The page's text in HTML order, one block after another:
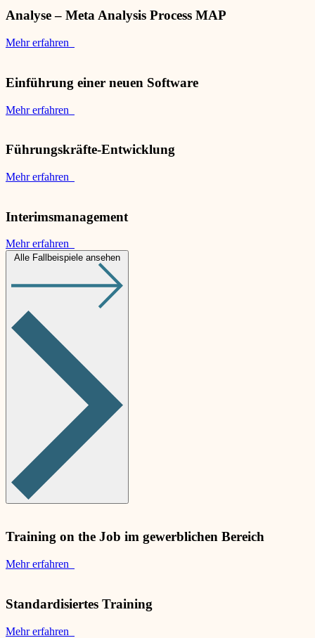
Analyse – Meta Analysis Process MAP
Mehr erfahren
Einführung einer neuen Software
Mehr erfahren
Führungskräfte-Entwicklung
Mehr erfahren
Interimsmanagement
Mehr erfahren
Alle Fallbeispiele ansehen
Training on the Job im gewerblichen Bereich
Mehr erfahren
Standardisiertes Training
Mehr erfahren